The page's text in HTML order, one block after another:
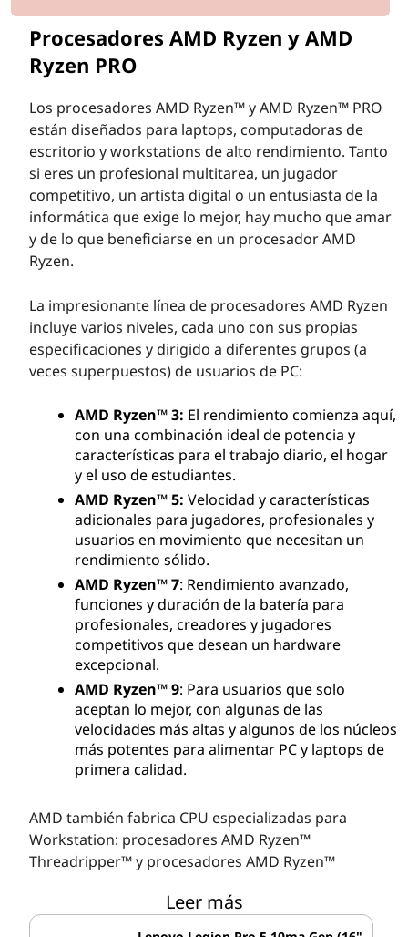
Procesadores AMD Ryzen y AMD
Ryzen PRO
Los procesadores AMD Ryzen™ y AMD Ryzen™ PRO
están diseñados para laptops, computadoras de
escritorio y workstations de alto rendimiento. Tanto
si eres un profesional multitarea, un jugador
competitivo, un artista digital o un entusiasta de la
informática que exige lo mejor, hay mucho que amar
y de lo que beneficiarse en un procesador AMD
Ryzen.
La impresionante línea de procesadores AMD Ryzen
incluye varios niveles, cada uno con sus propias
especificaciones y dirigido a diferentes grupos (a
veces superpuestos) de usuarios de PC:
AMD Ryzen™ 3: El rendimiento comienza aquí,
con una combinación ideal de potencia y
características para el trabajo diario, el hogar
y el uso de estudiantes.
AMD Ryzen™ 5: Velocidad y características
adicionales para jugadores, profesionales y
usuarios en movimiento que necesitan un
rendimiento sólido.
AMD Ryzen™ 7: Rendimiento avanzado,
funciones y duración de la batería para
profesionales, creadores y jugadores
competitivos que desean un hardware
excepcional.
AMD Ryzen™ 9: Para usuarios que solo
aceptan lo mejor, con algunas de las
velocidades más altas y algunos de los núcleos
más potentes para alimentar PC y laptops de
primera calidad.
AMD también fabrica CPU especializadas para
Workstation: procesadores AMD Ryzen™
Threadripper™ y procesadores AMD Ryzen™
procesadores AMD Ryzen Threadripper PRO].
Leer más